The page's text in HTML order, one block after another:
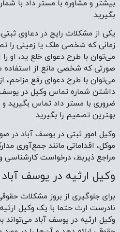
بگیرید.
یکی از مشکلات رایج در دعاوی
زمانی که شخصی ملک یا زمینی را
می‌توان با طرح دعوای خلع ید، او را
صورتی که شخصی مانع از استفاده
می‌توان با طرح دعوای رفع مزاحم،
داشتن شماره تماس وکیل در یوسف
ضروری با مستر داد تماس بگیرید
بهترین تصمیم را بگیرید.
وکیل امور ثبتی در یوسف آباد در
موکل، اقداماتی مانند جمع‌آوری
مراجع ذیربط، درخواست کارشناسی
وکیل ارثیه در یوسف آباد
برای جلوگیری از بروز مشکلات
نادرست ارث حتما با یک وکیل
وکیل ارثیه در یوسف آباد می‌تواند